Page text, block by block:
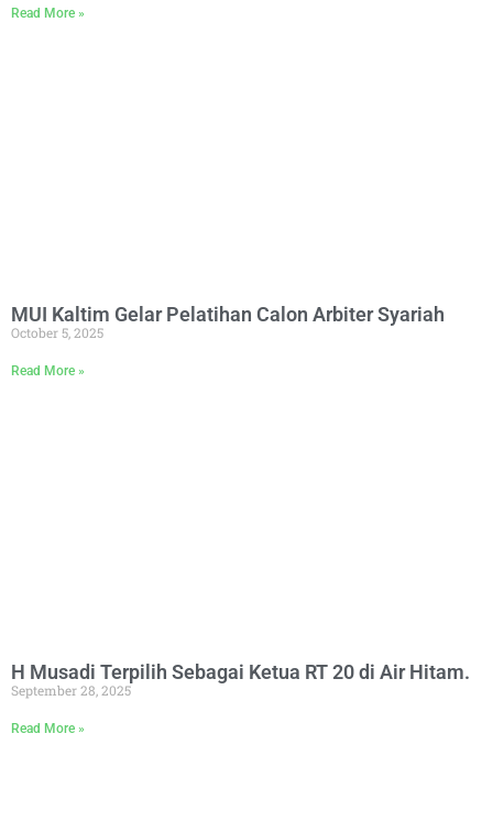
Read More »
MUI Kaltim Gelar Pelatihan Calon Arbiter Syariah
October 5, 2025
Read More »
H Musadi Terpilih Sebagai Ketua RT 20 di Air Hitam.
September 28, 2025
Read More »